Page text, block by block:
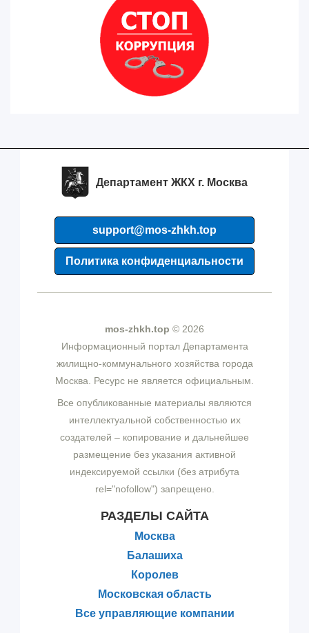
Департамент ЖКХ г. Москва
support@mos-zhkh.top
Политика конфиденциальности
mos-zhkh.top © 2026
Информационный портал Департамента
жилищно-коммунального хозяйства города
Москва. Ресурс не является официальным.
Все опубликованные материалы являются
интеллектуальной собственностью их
создателей – копирование и дальнейшее
размещение без указания активной
индексируемой ссылки (без атрибута
rel="nofollow") запрещено.
РАЗДЕЛЫ САЙТА
Москва
Балашиха
Королев
Московская область
Все управляющие компании